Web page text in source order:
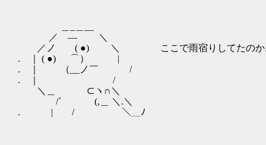
／ ― ＼
／ノ ( ●) ＼ ここで雨宿りしてたのか
. ｜ ( ●) ⌒） |
. ｜ （__ノ￣ /
. ｜ /
＼＿ ⊂ヽ∩＼
/´ (,＿ ＼.＼
. | / ＼＿ﾉ